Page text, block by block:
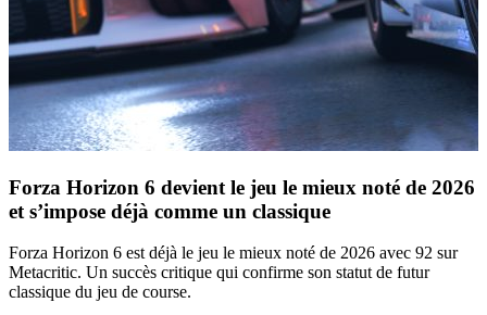
Forza Horizon 6 devient le jeu le mieux noté de 2026
et s’impose déjà comme un classique
Forza Horizon 6 est déjà le jeu le mieux noté de 2026 avec 92 sur
Metacritic. Un succès critique qui confirme son statut de futur
classique du jeu de course.